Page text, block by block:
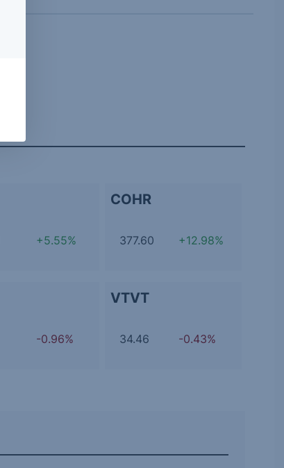
+5.55%
COHR
377.60 +12.98%
-0.96%
VTVT
34.46 -0.43%